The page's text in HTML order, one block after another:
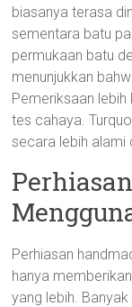
biasanya terasa
sementara batu
permukaan batu
menunjukkan
Pemeriksaan lebih
tes cahaya.
secara lebih alami
Perhiasan
hanya
yang lebih.